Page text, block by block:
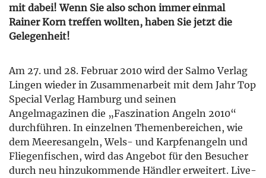
mit dabei! Wenn Sie also schon immer einmal
Rainer Korn treffen wollten, haben Sie jetzt die
Gelegenheit!
Am 27. und 28. Februar 2010 wird der Salmo Verlag
Lingen wieder in Zusammenarbeit mit dem Jahr Top
Special Verlag Hamburg und seinen
Angelmagazinen die „Faszination Angeln 2010“
durchführen. In einzelnen Themenbereichen, wie
dem Meeresangeln, Wels- und Karpfenangeln und
Fliegenfischen, wird das Angebot für den Besucher
durch neu hinzukommende Händler erweitert. Live-